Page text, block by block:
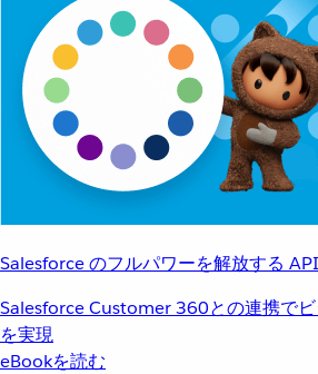
Salesforce のフルパワーを解放する
Salesforce Customer 360との連携で
を実現
eBookを読む